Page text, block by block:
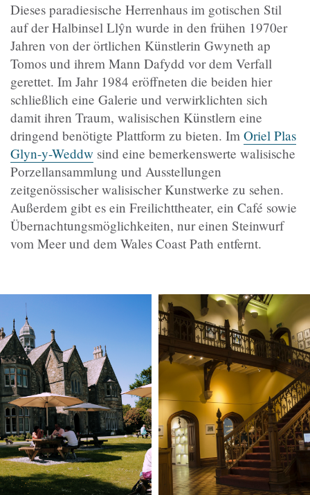
Dieses paradiesische Herrenhaus im gotischen Stil
auf der Halbinsel Llŷn wurde in den frühen 1970er
Jahren von der örtlichen Künstlerin Gwyneth ap
Tomos und ihrem Mann Dafydd vor dem Verfall
gerettet. Im Jahr 1984 eröffneten die beiden hier
schließlich eine Galerie und verwirklichten sich
damit ihren Traum, walisischen Künstlern eine
dringend benötigte Plattform zu bieten. Im Oriel Plas
Glyn-y-Weddw sind eine bemerkenswerte walisische
Porzellansammlung und Ausstellungen
zeitgenössischer walisischer Kunstwerke zu sehen.
Außerdem gibt es ein Freilichttheater, ein Café sowie
Übernachtungsmöglichkeiten, nur einen Steinwurf
vom Meer und dem Wales Coast Path entfernt.